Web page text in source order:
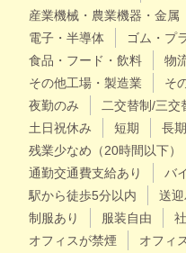
産業機械・農業機器・金属
電子・半導体
ゴム・プ
食品・フード・飲料
物
その他工場・製造業
そ
夜勤のみ
二交替制/三交
土日祝休み
短期 長
残業少なめ（20時間以下）
通勤交通費支給あり
バ
駅から徒歩5分以内
送迎
制服あり
服装自由
オフィスが禁煙
オフィ